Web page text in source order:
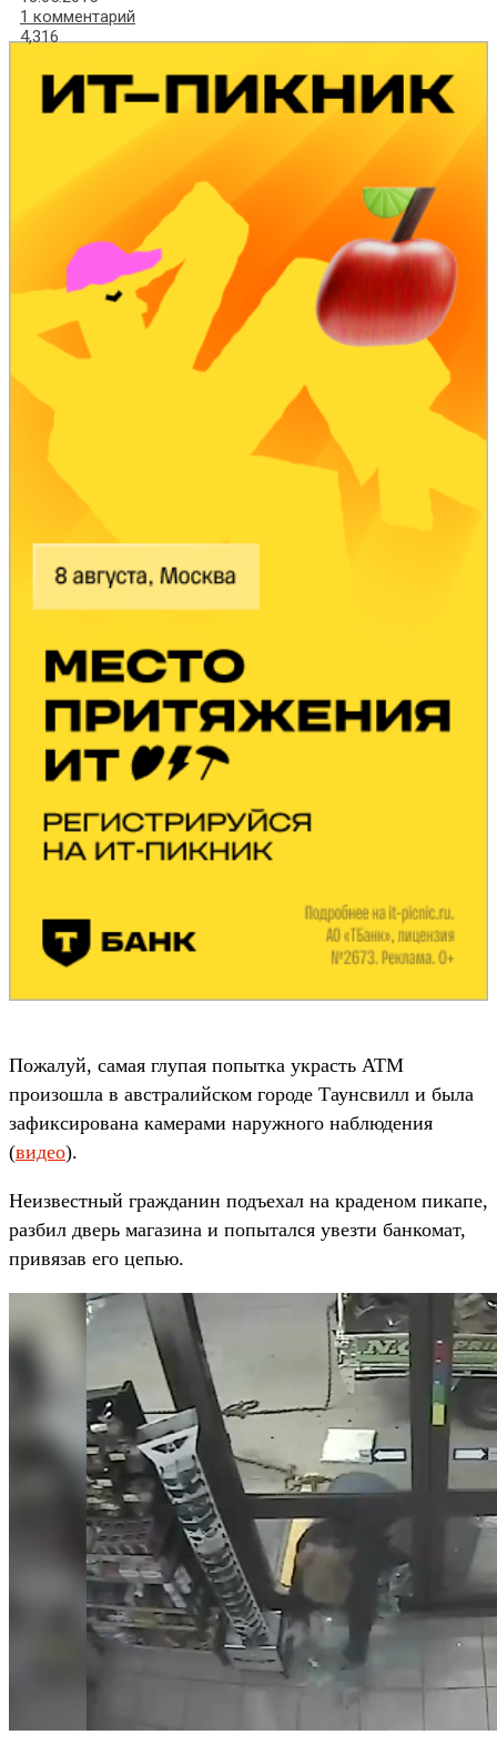
1 комментарий
4,316
Пожалуй, самая глупая попытка украсть ATM
произошла в австралийском городе Таунсвилл и была
зафиксирована камерами наружного наблюдения
(видео).
Неизвестный гражданин подъехал на краденом пикапе,
разбил дверь магазина и попытался увезти банкомат,
привязав его цепью.